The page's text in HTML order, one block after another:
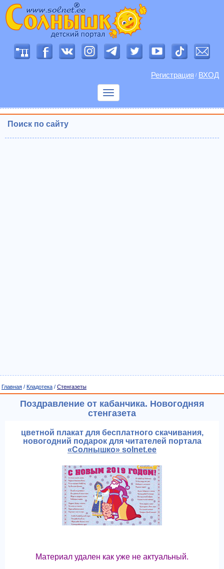
Регистрация / ВХОД
Показать
Поиск по сайту
Главная / Кладотека / Стенгазеты
Поздравление от кабанчика. Новогодняя
стенгазета
цветной плакат для бесплатного скачивания,
новогодний подарок для читателей портала
«Солнышко» solnet.ee
Материал удален как уже не актуальный.